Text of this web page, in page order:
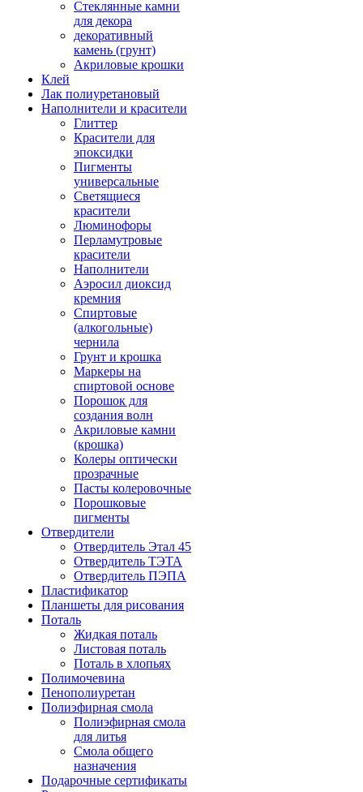
Стеклянные камни
для декора
декоративный
камень (грунт)
Акриловые крошки
Клей
Лак полиуретановый
Наполнители и красители
Глиттер
Красители для
эпоксидки
Пигменты
универсальные
Светящиеся
красители
Люминофоры
Перламутровые
красители
Наполнители
Аэросил диоксид
кремния
Спиртовые
(алкогольные)
чернила
Грунт и крошка
Маркеры на
спиртовой основе
Порошок для
создания волн
Акриловые камни
(крошка)
Колеры оптически
прозрачные
Пасты колеровочные
Порошковые
пигменты
Отвердители
Отвердитель Этал 45
Отвердитель ТЭТА
Отвердитель ПЭПА
Пластификатор
Планшеты для рисования
Поталь
Жидкая поталь
Листовая поталь
Поталь в хлопьях
Полимочевина
Пенополиуретан
Полиэфирная смола
Полиэфирная смола
для литья
Смола общего
назначения
Подарочные сертификаты